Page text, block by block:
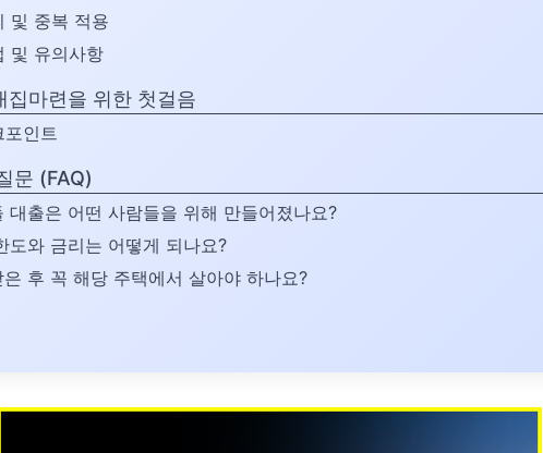
및 중복 적용
및 유의사항
집마련을 위한 첫걸음
포인트
문 (FAQ)
대출은 어떤 사람들을 위해 만들어졌나요?
도와 금리는 어떻게 되나요?
은 후 꼭 해당 주택에서 살아야 하나요?